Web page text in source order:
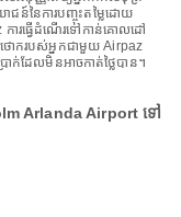
ជន៍នៃការបញ្ចុះតម្លៃដោយ
ធ្វើដំណើរទៅកាន់គោលដៅ
ថោករបស់អ្នកជាមួយ Airpaz
ដែលមិនអាចកាត់ថ្លៃបាន។
Arlanda Airport ទៅ